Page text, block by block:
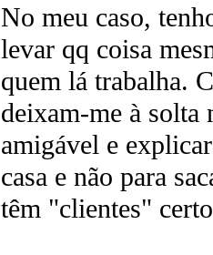
No meu caso,
levar qq coisa
quem lá trabalha.
deixam-me à solta
amigável e
casa e não para
têm "clientes"